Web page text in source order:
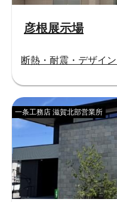
彦根展示場
断熱・耐震・デザイ
一条工務店 滋賀北部営業所